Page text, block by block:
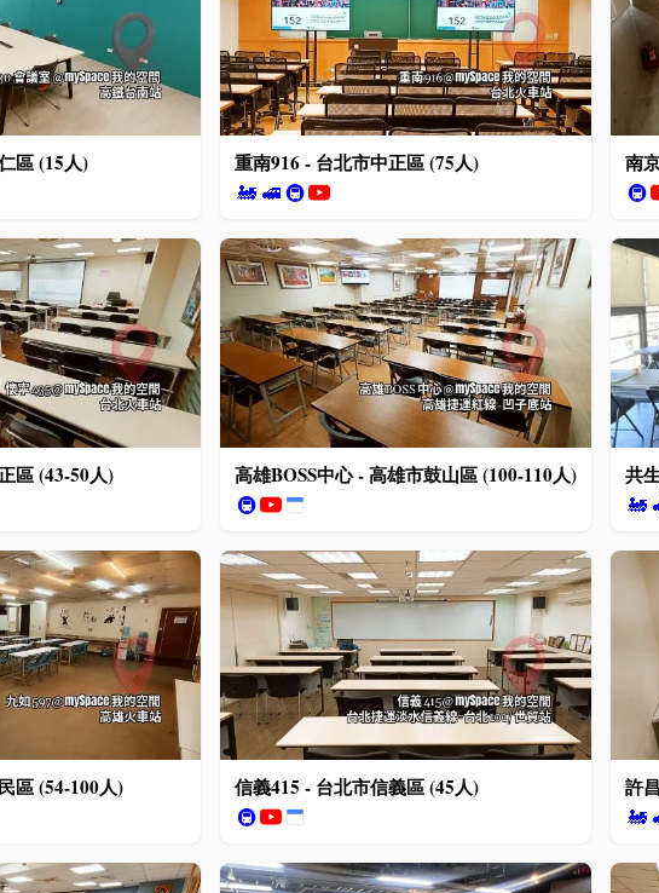
區 (15人) 重南916 - 台北市中正區 (75人)
🚂 🚅🚇
南
🚇
區 (43-50人) 高雄BOSS中心 - 高雄市鼓山區 (100-110人)
🚇
共
🚂
區 (54-100人) 信義415 - 台北市信義區 (45人)
🚇
許
🚂